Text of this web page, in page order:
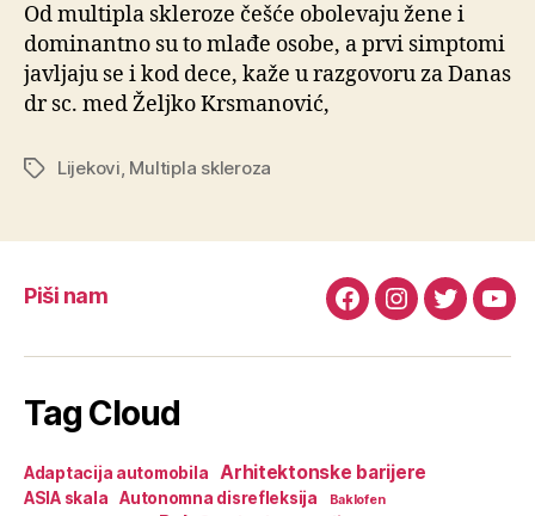
Od multipla skleroze češće obolevaju žene i
dominantno su to mlađe osobe, a prvi simptomi
javljaju se i kod dece, kaže u razgovoru za Danas
dr sc. med Željko Krsmanović,
OznakeLijekovi, Multipla skleroza
Piši nam
FacebookInstagram
Twitter
Tag Cloud
Adaptacija automobila Arhitektonske barijere
ASIA skala Autonomna disrefleksija
Baklofen